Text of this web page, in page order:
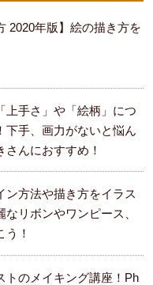
2020年版】絵の描き方を
上手さ」や「絵柄」につ
下手、画力がないと悩ん
さんにおすすめ！
ン方法や描き方をイラス
なリボンやワンピース、
う！
トのメイキング講座！Ph